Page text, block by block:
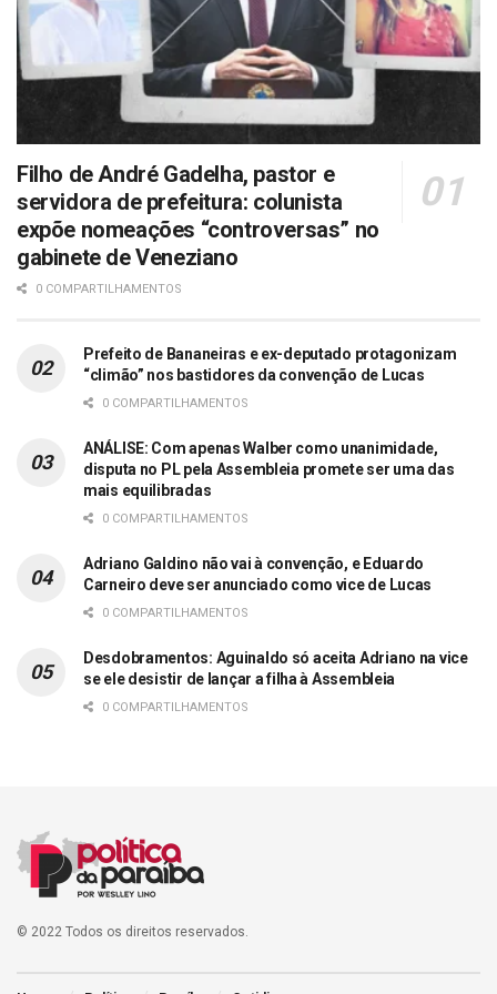
Filho de André Gadelha, pastor e
servidora de prefeitura: colunista
expõe nomeações “controversas” no
gabinete de Veneziano
0 COMPARTILHAMENTOS
Prefeito de Bananeiras e ex-deputado protagonizam
“climão” nos bastidores da convenção de Lucas
0 COMPARTILHAMENTOS
ANÁLISE: Com apenas Walber como unanimidade,
disputa no PL pela Assembleia promete ser uma das
mais equilibradas
0 COMPARTILHAMENTOS
Adriano Galdino não vai à convenção, e Eduardo
Carneiro deve ser anunciado como vice de Lucas
0 COMPARTILHAMENTOS
Desdobramentos: Aguinaldo só aceita Adriano na vice
se ele desistir de lançar a filha à Assembleia
0 COMPARTILHAMENTOS
© 2022 Todos os direitos reservados.